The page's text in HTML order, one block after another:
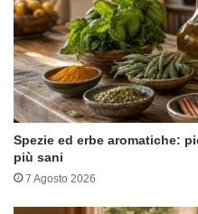
Spezie ed erbe aromatiche:
più sani
7 Agosto 2026